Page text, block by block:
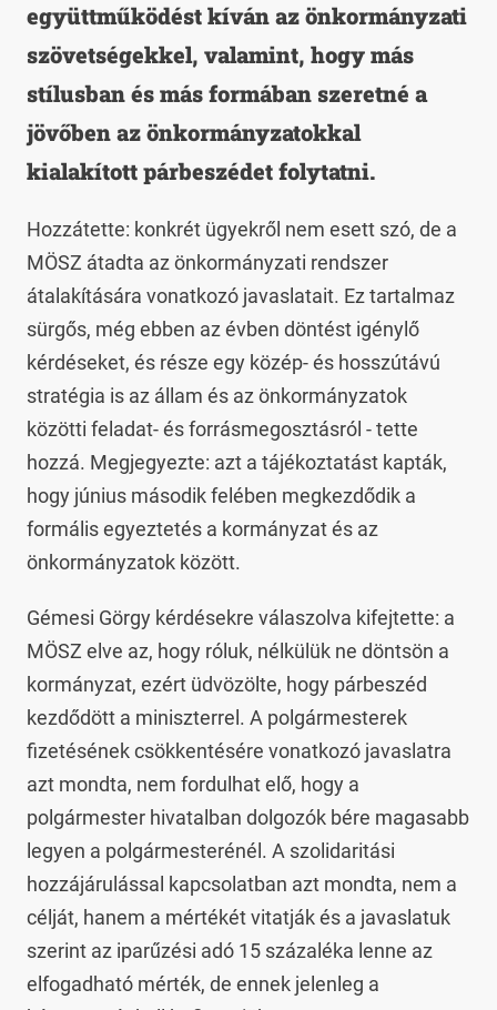
együttműködést kíván az önkormányzati
szövetségekkel, valamint, hogy más
stílusban és más formában szeretné a
jövőben az önkormányzatokkal
kialakított párbeszédet folytatni.
Hozzátette: konkrét ügyekről nem esett szó, de a
MÖSZ átadta az önkormányzati rendszer
átalakítására vonatkozó javaslatait. Ez tartalmaz
sürgős, még ebben az évben döntést igénylő
kérdéseket, és része egy közép- és hosszútávú
stratégia is az állam és az önkormányzatok
közötti feladat- és forrásmegosztásról - tette
hozzá. Megjegyezte: azt a tájékoztatást kapták,
hogy június második felében megkezdődik a
formális egyeztetés a kormányzat és az
önkormányzatok között.
Gémesi Görgy kérdésekre válaszolva kifejtette: a
MÖSZ elve az, hogy róluk, nélkülük ne döntsön a
kormányzat, ezért üdvözölte, hogy párbeszéd
kezdődött a miniszterrel. A polgármesterek
fizetésének csökkentésére vonatkozó javaslatra
azt mondta, nem fordulhat elő, hogy a
polgármester hivatalban dolgozók bére magasabb
legyen a polgármesterénél. A szolidaritási
hozzájárulással kapcsolatban azt mondta, nem a
célját, hanem a mértékét vitatják és a javaslatuk
szerint az iparűzési adó 15 százaléka lenne az
elfogadható mérték, de ennek jelenleg a